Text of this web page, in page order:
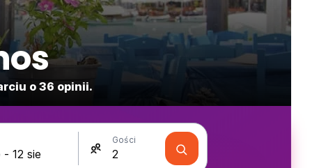
o 36 opinii.
Gości